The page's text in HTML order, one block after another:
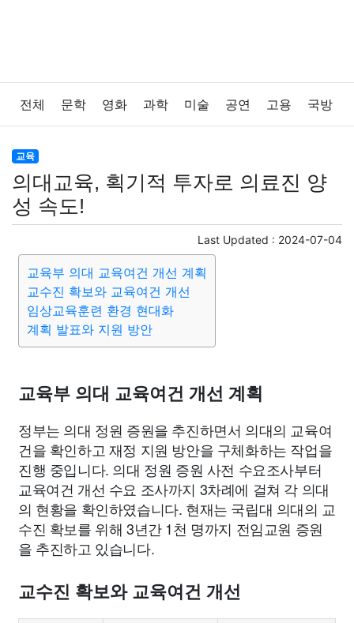
전체 문학 영화 과학 미술 공연 고용 국방
법률
보건 질병 가요 방송 일상 주식 암호화폐
반려동물 패션 미용
증권 인테리어 요리 상품리뷰
게임 스포츠 사진 대출
교통 생활 기타
교육
의대교육, 획기적 투자로 의료진 양
성 속도!
Last Updated : 2024-07-04
교육부 의대 교육여건 개선 계획
교수진 확보와 교육여건 개선
임상교육훈련 환경 현대화
계획 발표와 지원 방안
교육부 의대 교육여건 개선 계획
정부는 의대 정원 증원을 추진하면서 의대의 교육여
건을 확인하고 재정 지원 방안을 구체화하는 작업을
진행 중입니다. 의대 정원 증원 사전 수요조사부터
교육여건 개선 수요 조사까지 3차례에 걸쳐 각 의대
의 현황을 확인하였습니다. 현재는 국립대 의대의 교
수진 확보를 위해 3년간 1천 명까지 전임교원 증원
을 추진하고 있습니다.
교수진 확보와 교육여건 개선